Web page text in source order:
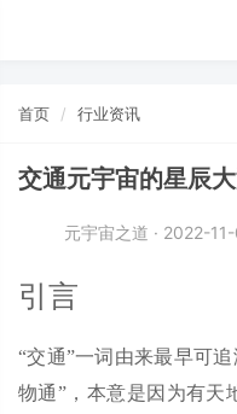
首页 行业资讯
交通元宇宙的星辰
元宇宙之道 · 2022-
引言
“交通”一词由来最早可
物通”，本意是因为有天